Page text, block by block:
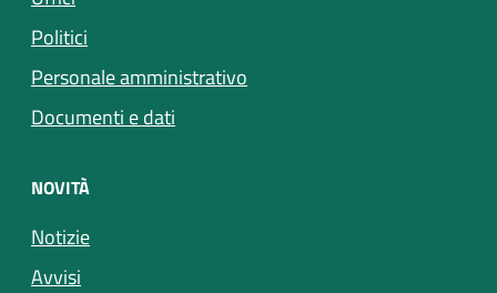
Politici
Personale amministrativo
Documenti e dati
NOVITÀ
Notizie
Avvisi